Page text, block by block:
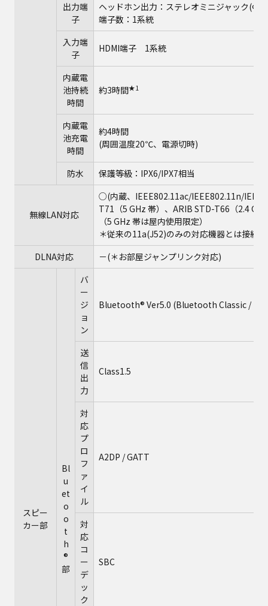
出力端
子
ヘッドホン出力：ステレオミニジャック
端子数：1系統
入力端
子
HDMI端子 1系統
内蔵電
池持続
時間
約3時間★1
内蔵電
池充電
時間
約4時間
(周囲温度20℃、電源切時)
防水 保護等級：IPX6/IPX7相当
無線LAN対応
○(内蔵、IEEE802.11ac/IEEE802.11n/
T71（5 GHz 帯）、ARIB STD-T66（2.4
（5 GHz 帯は屋内使用限定）
＊従来の11a(J52)のみの対応機器とは接続
DLNA対応
－(＊お部屋ジャンプリンク対応)
スピー
カー部
Bl
u
et
o
o
t
h
®
部
バ
ー
ジ
ョ
ン
Bluetooth® Ver5.0 (Bluetooth Classic /
送
信
出
力
Class1.5
対
応
プ
ロ
フ
ァ
イ
ル
A2DP / GATT
対
応
コ
ー
デ
ッ
ク
SBC